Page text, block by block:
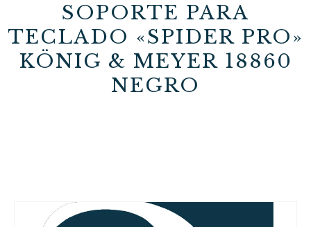
SOPORTE PARA
TECLADO «SPIDER PRO»
KÖNIG & MEYER 18860
NEGRO